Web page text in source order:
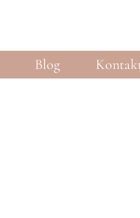
Blog